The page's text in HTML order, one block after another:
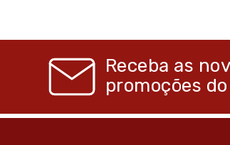
Receba as
promoções do